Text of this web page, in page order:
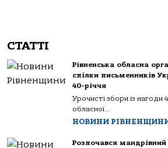
СТАТТІ
Рівненська обласна
спілки письменників
40-річчя
Урочисті збори із нагоди
обласної...
НОВИНИ
Розпочався